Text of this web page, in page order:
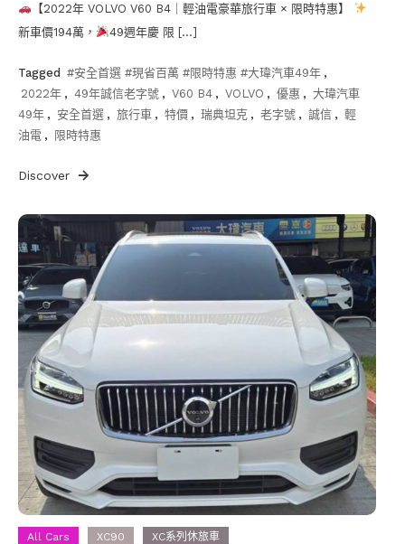
【2022年 VOLVO V60 B4｜輕油電豪華旅行車 × 限時特惠】
新車價194萬，
49週年慶 限 […]
Tagged #安全首選 #現省百萬 #限時特惠 #大瑋汽車49年 ,
2022年 , 49年誠信老字號 , V60 B4 , VOLVO , 優惠 , 大瑋汽車
49年 , 安全首選 , 旅行車 , 特價 , 瑞典坦克 , 老字號 , 誠信 , 輕
油電 , 限時特惠
Discover
All Cars XC90 XC系列休旅車